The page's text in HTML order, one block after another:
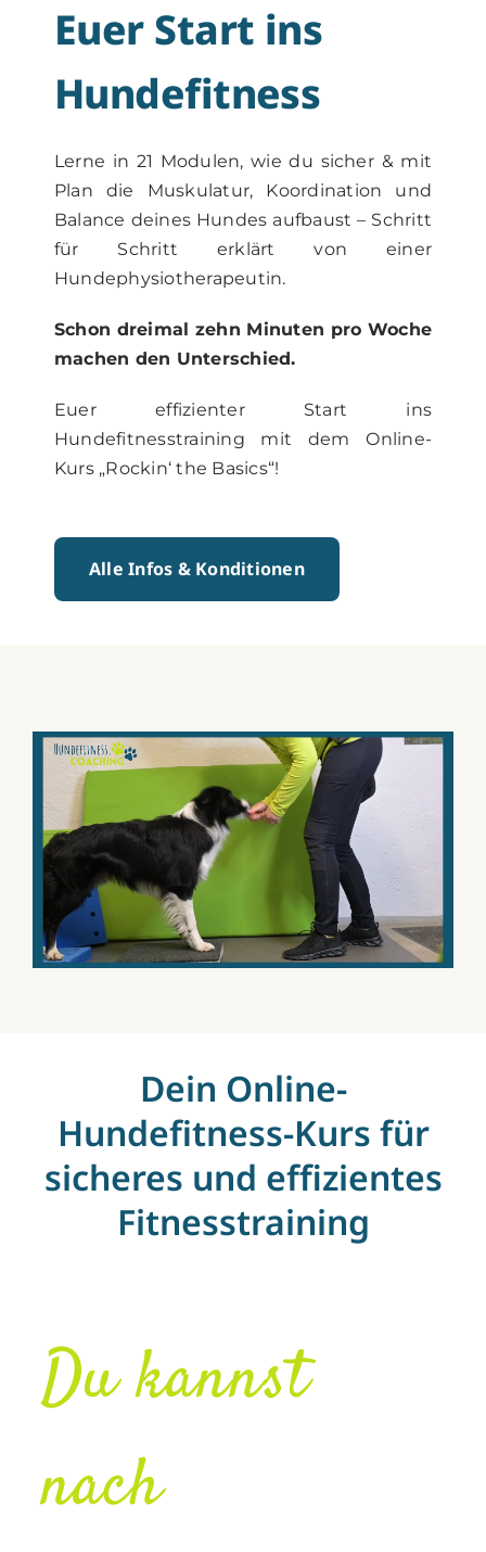
Euer Start ins
Hundefitness
Lerne in 21 Modulen, wie du sicher & mit
Plan die Muskulatur, Koordination und
Balance deines Hundes aufbaust – Schritt
für Schritt erklärt von einer
Hundephysiotherapeutin.
Schon dreimal zehn Minuten pro Woche
machen den Unterschied.
Euer effizienter Start ins
Hundefitnesstraining mit dem Online-
Kurs „Rockin‘ the Basics“!
Alle Infos & Konditionen
Dein Online-
Hundefitness-Kurs für
sicheres und effizientes
Fitnesstraining
Du kannst
nach